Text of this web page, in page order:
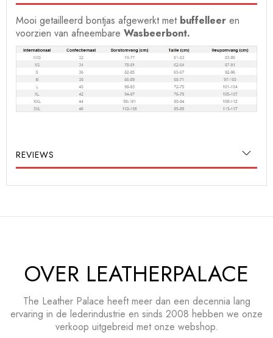
Mooi getailleerd bontjas afgewerkt met buffelleer en
voorzien van afneembare Wasbeerbont.
REVIEWS
OVER LEATHERPALACE
The Leather Palace heeft meer dan een decennia lang
ervaring in de lederindustrie en sinds 2008 hebben we onze
verkoop uitgebreid met onze webshop.